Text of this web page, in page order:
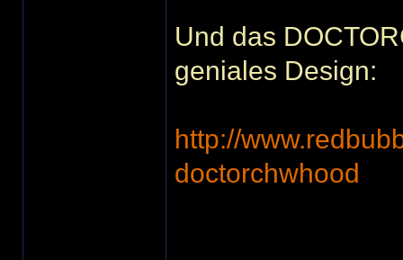
Und das
geniales Design:
http://
doctorchwhood